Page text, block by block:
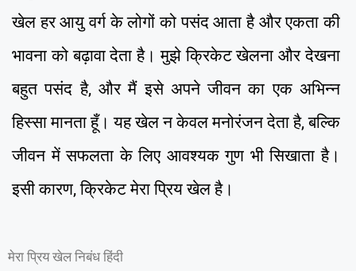
खेल हर आयु वर्ग के लोगों को पसंद आता है और एकता की
भावना को बढ़ावा देता है। मुझे क्रिकेट खेलना और देखना
बहुत पसंद है, और मैं इसे अपने जीवन का एक अभिन्न
हिस्सा मानता हूँ। यह खेल न केवल मनोरंजन देता है, बल्कि
जीवन में सफलता के लिए आवश्यक गुण भी सिखाता है।
इसी कारण, क्रिकेट मेरा प्रिय खेल है।
मेरा प्रिय खेल निबंध हिंदी